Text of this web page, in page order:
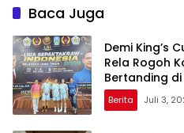
Baca Juga
Demi King’s
Rela Rogoh
Bertanding
Berita Juli 3,